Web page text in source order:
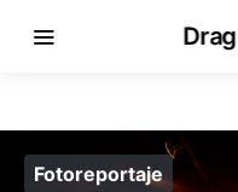
Fotoreportaje